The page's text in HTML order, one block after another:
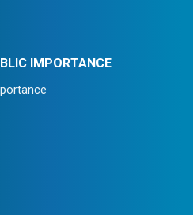
IMPORTANCE